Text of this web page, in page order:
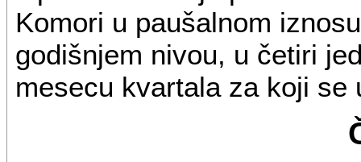
Komori u paušalnom
godišnjem nivou, u četiri
mesecu kvartala za koji se